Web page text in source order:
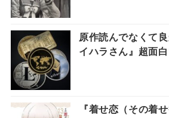
原作読んでなくて
イハラさん』超面白
『着せ恋（その着